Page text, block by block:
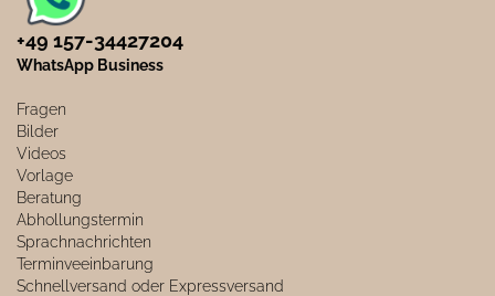
+49 157-34427204​
WhatsApp Business
Fragen
Bilder
Videos
Vorlage
Beratung
Abhollungstermin
Sprachnachrichten
Terminveeinbarung
Schnellversand oder Expressversand